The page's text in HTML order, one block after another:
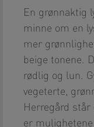
En grønnaktig
minne om en
mer
beige tonene.
rødlig og lun.
vegeterte,
Herregård
er mulighetene